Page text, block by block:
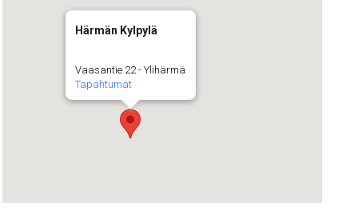
Härmän Kylpylä
Vaasantie 22 - Ylihärmä
Tapahtumat